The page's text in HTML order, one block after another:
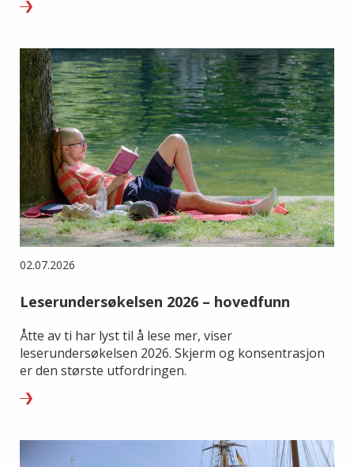
02.07.2026
Leserundersøkelsen 2026 – hovedfunn
Åtte av ti har lyst til å lese mer, viser
leserundersøkelsen 2026. Skjerm og konsentrasjon
er den største utfordringen.